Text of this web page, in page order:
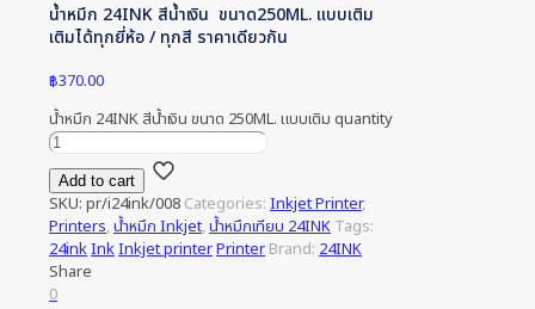
น้ำหมึก 24INK สีน้ำเงิน ขนาด250ML. แบบเติม
เติมได้ทุกยี่ห้อ / ทุกสี ราคาเดียวกัน
฿370.00
น้ำหมึก 24INK สีน้ำเงิน ขนาด 250ML. แบบเติม quantity
Add to cart
SKU: pr/i24ink/008 Categories: Inkjet Printer,
Printers,น้ำหมึก Inkjet,น้ำหมึกเทียบ 24INK Tags:
24inkInkInkjet printerPrinter Brand: 24INK
Share
0